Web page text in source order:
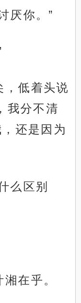
厌你。”
，低着头说
我分不清
还是因为
么区别
在乎。